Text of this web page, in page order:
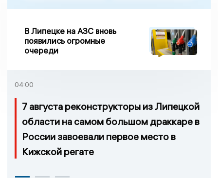
В Липецке на АЗС вновь
появились огромные
очереди
04:00
7 августа реконструкторы из Липецкой
области на самом большом драккаре в
России завоевали первое место в
Кижской регате